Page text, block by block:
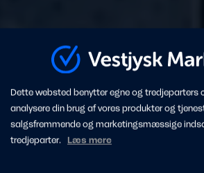
Dette websted benytter egne og tredjeparters
analysere din brug af vores produkter og
salgsfremmende og marketingsmæssige
tredjeparter. Læs mere